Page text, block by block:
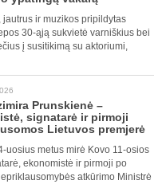
jautrus ir muzikos pripildytas
30-ąją sukvietė varniškius bei
į susitikimą su aktoriumi,
Prunskienė –
signatarė ir pirmoji
Lietuvos premjerė
uosius metus mirė Kovo 11-osios
ekonomistė ir pirmoji po
atkūrimo Ministrė